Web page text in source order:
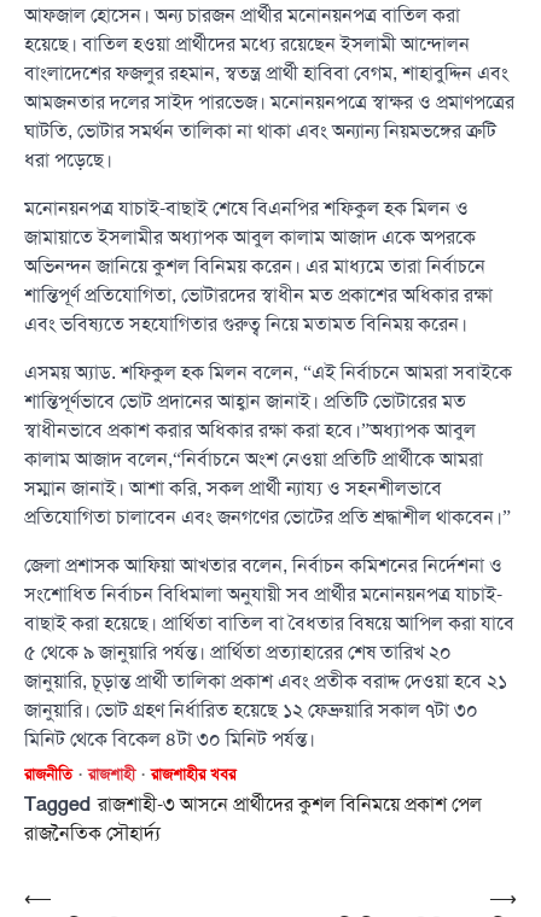
আফজাল হোসেন। অন্য চারজন প্রার্থীর মনোনয়নপত্র বাতিল করা
হয়েছে। বাতিল হওয়া প্রার্থীদের মধ্যে রয়েছেন ইসলামী আন্দোলন
বাংলাদেশের ফজলুর রহমান, স্বতন্ত্র প্রার্থী হাবিবা বেগম, শাহাবুদ্দিন এবং
আমজনতার দলের সাইদ পারভেজ। মনোনয়নপত্রে স্বাক্ষর ও প্রমাণপত্রের
ঘাটতি, ভোটার সমর্থন তালিকা না থাকা এবং অন্যান্য নিয়মভঙ্গের ত্রুটি
ধরা পড়েছে।
মনোনয়নপত্র যাচাই-বাছাই শেষে বিএনপির শফিকুল হক মিলন ও
জামায়াতে ইসলামীর অধ্যাপক আবুল কালাম আজাদ একে অপরকে
অভিনন্দন জানিয়ে কুশল বিনিময় করেন। এর মাধ্যমে তারা নির্বাচনে
শান্তিপূর্ণ প্রতিযোগিতা, ভোটারদের স্বাধীন মত প্রকাশের অধিকার রক্ষা
এবং ভবিষ্যতে সহযোগিতার গুরুত্ব নিয়ে মতামত বিনিময় করেন।
এসময় অ্যাড. শফিকুল হক মিলন বলেন, “এই নির্বাচনে আমরা সবাইকে
শান্তিপূর্ণভাবে ভোট প্রদানের আহ্বান জানাই। প্রতিটি ভোটারের মত
স্বাধীনভাবে প্রকাশ করার অধিকার রক্ষা করা হবে।”অধ্যাপক আবুল
কালাম আজাদ বলেন,“নির্বাচনে অংশ নেওয়া প্রতিটি প্রার্থীকে আমরা
সম্মান জানাই। আশা করি, সকল প্রার্থী ন্যায্য ও সহনশীলভাবে
প্রতিযোগিতা চালাবেন এবং জনগণের ভোটের প্রতি শ্রদ্ধাশীল থাকবেন।”
জেলা প্রশাসক আফিয়া আখতার বলেন, নির্বাচন কমিশনের নির্দেশনা ও
সংশোধিত নির্বাচন বিধিমালা অনুযায়ী সব প্রার্থীর মনোনয়নপত্র যাচাই-
বাছাই করা হয়েছে। প্রার্থিতা বাতিল বা বৈধতার বিষয়ে আপিল করা যাবে
৫ থেকে ৯ জানুয়ারি পর্যন্ত। প্রার্থিতা প্রত্যাহারের শেষ তারিখ ২০
জানুয়ারি, চূড়ান্ত প্রার্থী তালিকা প্রকাশ এবং প্রতীক বরাদ্দ দেওয়া হবে ২১
জানুয়ারি। ভোট গ্রহণ নির্ধারিত হয়েছে ১২ ফেব্রুয়ারি সকাল ৭টা ৩০
মিনিট থেকে বিকেল ৪টা ৩০ মিনিট পর্যন্ত।
রাজনীতি রাজশাহী রাজশাহীর খবর
Taggedরাজশাহী-৩ আসনে প্রার্থীদের কুশল বিনিময়ে প্রকাশ পেল
রাজনৈতিক সৌহার্দ্য
Post
⟵
⟶